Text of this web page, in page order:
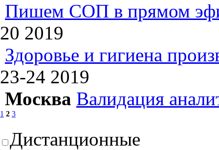
Пишем СОП в прямом
20 2019
Здоровье и гигиена
23-24 2019
Москва Валидация
1 2 3
Дистанционные